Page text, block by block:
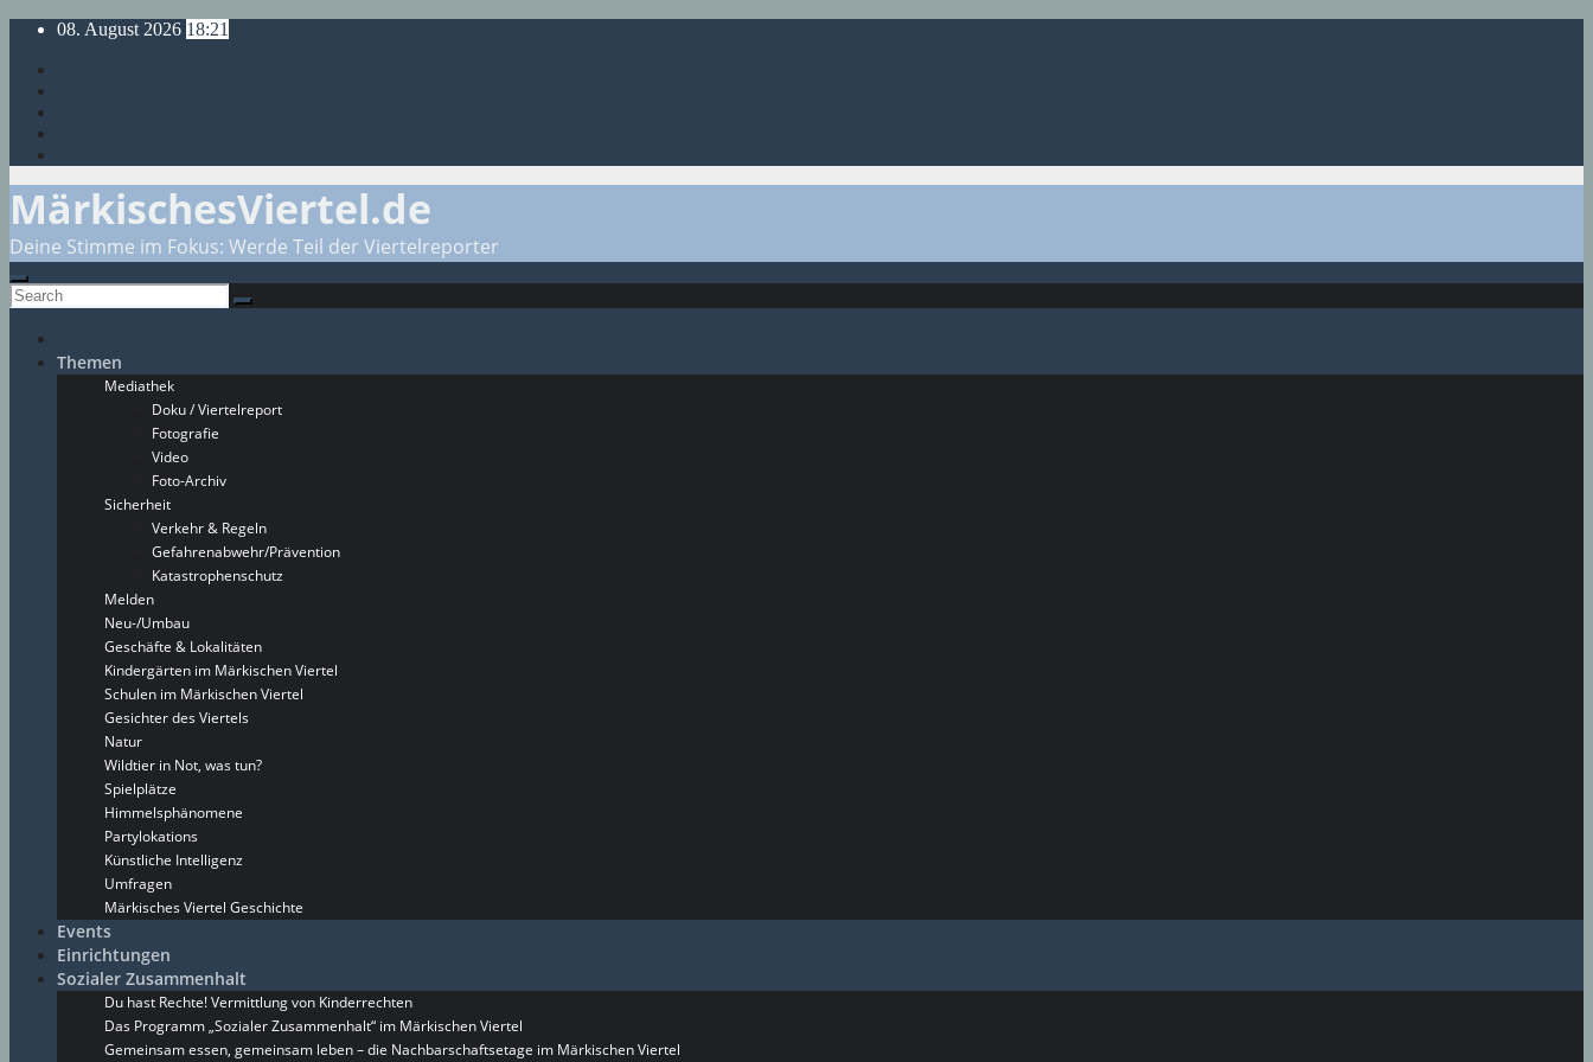
Skip
content
08. August 2026 18:21
MärkischesViertel.de
Deine Stimme im Fokus: Werde Teil der Viertelreporter
Themen
Mediathek
Doku / Viertelreport
Fotografie
Video
Foto-Archiv
Sicherheit
Verkehr & Regeln
Gefahrenabwehr/Prävention
Katastrophenschutz
Melden
Neu-/Umbau
Geschäfte & Lokalitäten
Kindergärten im Märkischen Viertel
Schulen im Märkischen Viertel
Gesichter des Viertels
Natur
Wildtier in Not, was tun?
Spielplätze
Himmelsphänomene
Partylokations
Künstliche Intelligenz
Umfragen
Märkisches Viertel Geschichte
Events
Einrichtungen
Sozialer Zusammenhalt
Du hast Rechte! Vermittlung von Kinderrechten
Das Programm „Sozialer Zusammenhalt“ im Märkischen Viertel
Gemeinsam essen, gemeinsam leben – die Nachbarschaftsetage im Märkischen Viertel